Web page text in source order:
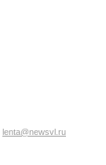
lenta@newsvl.ru